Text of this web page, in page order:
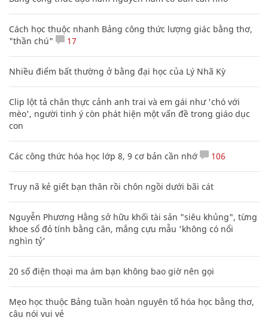
Cách học thuộc nhanh Bảng công thức lượng giác bằng thơ,
"thần chú"
17
Nhiều điểm bất thường ở bằng đại học của Lý Nhã Kỳ
Clip lột tả chân thực cảnh anh trai và em gái như 'chó với
mèo', người tinh ý còn phát hiện một vấn đề trong giáo dục
con
Các công thức hóa học lớp 8, 9 cơ bản cần nhớ 106
Truy nã kẻ giết bạn thân rồi chôn ngồi dưới bãi cát
Nguyễn Phương Hằng sở hữu khối tài sản "siêu khủng", từng
khoe sổ đỏ tính bằng cân, mắng cựu mẫu 'không có nổi
nghìn tỷ'
20 số điện thoại ma ám bạn không bao giờ nên gọi
Mẹo học thuộc Bảng tuần hoàn nguyên tố hóa học bằng thơ,
câu nói vui vẻ